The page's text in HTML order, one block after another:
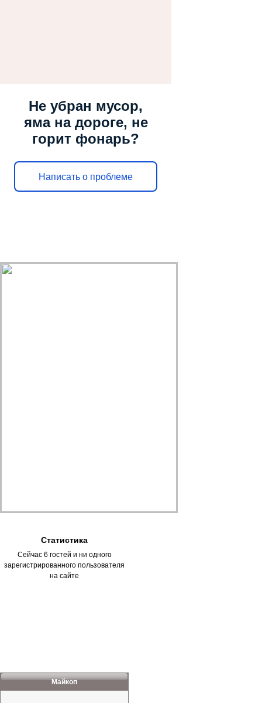
Не убран мусор,
яма на дороге, не
горит фонарь?
Написать о проблеме
Статистика
Сейчас 6 гостей и ни одного
зарегистрированного пользователя
на сайте
Майкоп